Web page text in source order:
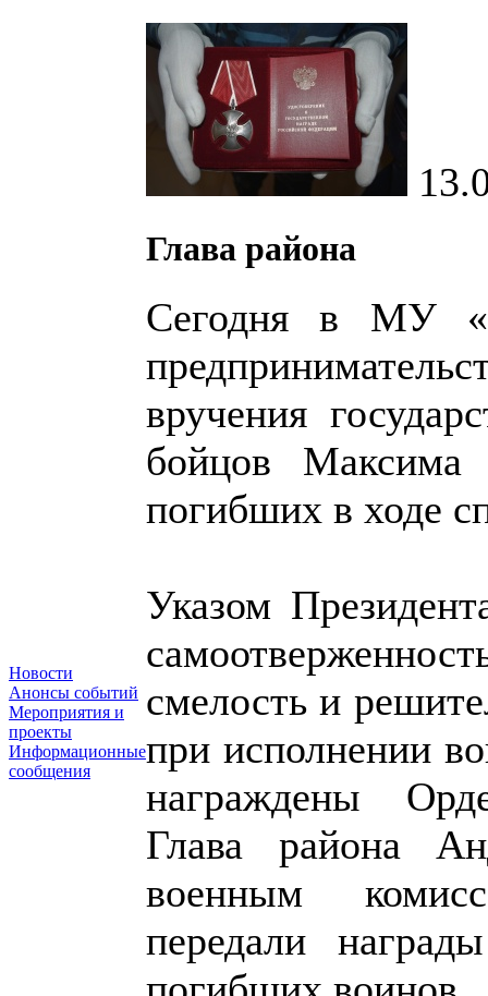
Новости
Анонсы событий
Мероприятия и
проекты
Информационные
сообщения
Глава района
Сегодня в МУ
вручения
бойцов Максима
погибших в ходе
Указом
смелость и
при исполнении
награждены
Глава района
военным
передали